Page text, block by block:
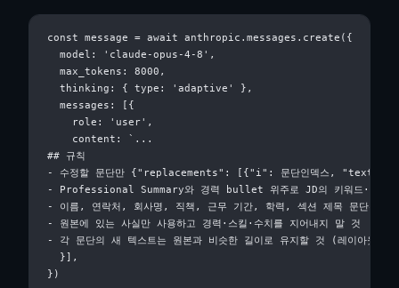
const message = await anthropic.messages.create({
  model: 'claude-opus-4-8',
  max_tokens: 8000,
  thinking: { type: 'adaptive' },
  messages: [{
    role: 'user',
    content: `...
## 규칙
- 수정할 문단만 {"replacements": [{"i": 문단인덱스, "text": "새
- Professional Summary와 경력 bullet 위주로 JD의 키워드·요구사
- 이름, 연락처, 회사명, 직책, 근무 기간, 학력, 섹션 제목 문단은 절
- 원본에 있는 사실만 사용하고 경력·스킬·수치를 지어내지 말 것
- 각 문단의 새 텍스트는 원본과 비슷한 길이로 유지할 것 (레이아웃이
  }],